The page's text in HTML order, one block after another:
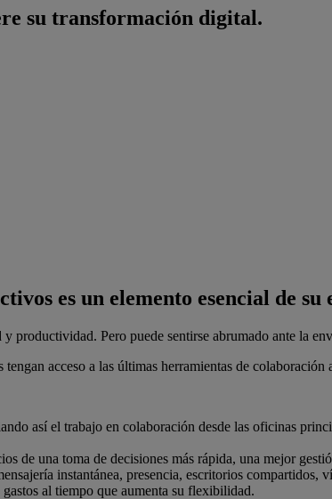
su transformación digital.
es un elemento esencial de
Pero puede sentirse abrumado ante la
acceso a las últimas herramientas de
así el trabajo en colaboración desde las oficinas
de una toma de decisiones más rápida, una mejor
instantánea, presencia, escritorios compartidos,
al tiempo que aumenta su flexibilidad.